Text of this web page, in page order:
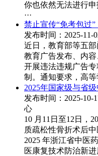
你也依然无法进行
···
禁止宣传“免考包过
发布时间：2025-11-
近日，教育部等五
教育广告发布、内
开展违法违规广告
制。通知要求，高等
2025年国家级与省
发布时间：2025-10-
心
10 月11日至12日，
质疏松性骨折术后
2025 年浙江省中医
医康复技术防治新